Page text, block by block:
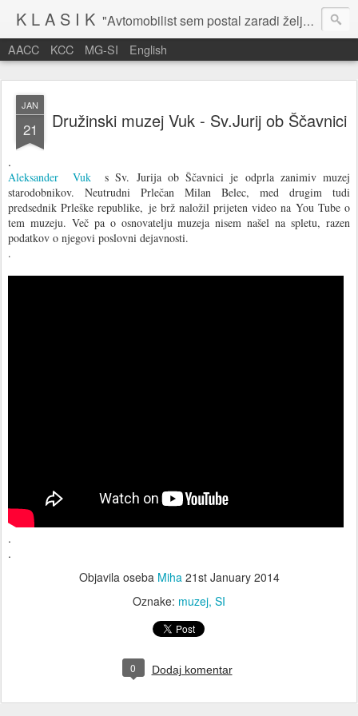
K L A S I K "Avtomobilist sem postal zaradi želje po potovanju in dejavnosti v prostem času." Baron Anton Codelli
AACC KCC MG-SI English
JAN
21 Družinski muzej Vuk - Sv.Jurij ob Ščavnici
.
Aleksander Vuks Sv. Jurija ob Ščavnici je odprla zanimiv muzej
starodobnikov. Neutrudni Prlečan Milan Belec, med drugim tudi
predsednik Prleške republike, je brž naložil prijeten video na You Tube o
tem muzeju. Več pa o osnovatelju muzeja nisem našel na spletu, razen
podatkov o njegovi poslovni dejavnosti.
.
.
.
Objavila oseba Miha 21st January 2014
Oznake: muzej SI
0 Dodaj komentar